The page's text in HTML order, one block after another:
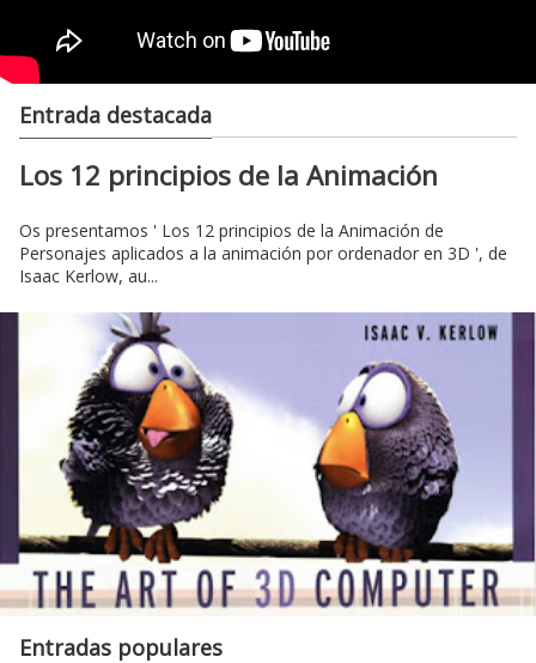
Entrada destacada
Los 12 principios de la Animación
Os presentamos ' Los 12 principios de la Animación de
Personajes aplicados a la animación por ordenador en 3D ', de
Isaac Kerlow, au...
Entradas populares